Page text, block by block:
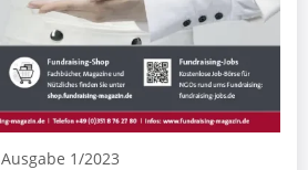
Ausgabe 1/2023